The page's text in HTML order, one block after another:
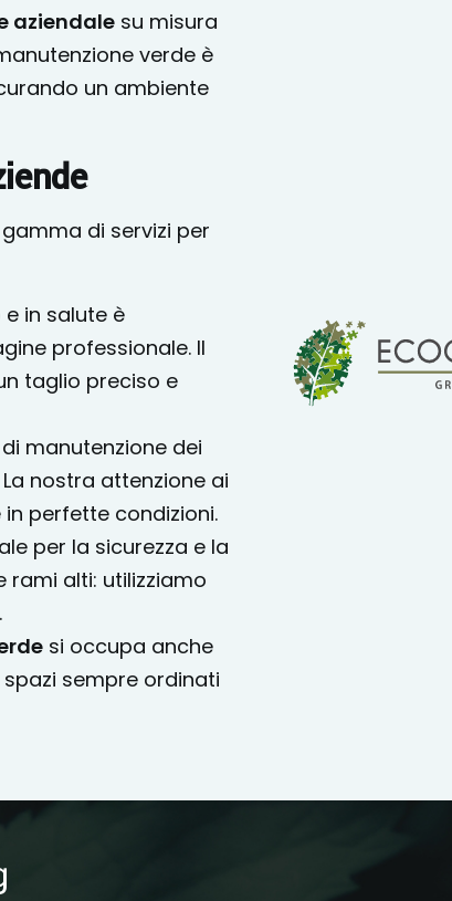
aziendale su misura
verde è
un ambiente
di servizi per
in salute è
professionale. Il
taglio preciso e
manutenzione dei
nostra attenzione ai
perfette condizioni.
per la sicurezza e la
rami alti: utilizziamo
si occupa anche
sempre ordinati